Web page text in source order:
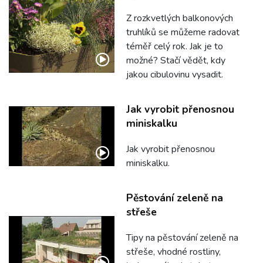
Z rozkvetlých balkonových
truhlíků se můžeme radovat
téměř celý rok. Jak je to
možné? Stačí vědět, kdy
jakou cibulovinu vysadit.
Jak vyrobit přenosnou
miniskalku
Jak vyrobit přenosnou
miniskalku.
Pěstování zeleně na
střeše
Tipy na pěstování zeleně na
střeše, vhodné rostliny,